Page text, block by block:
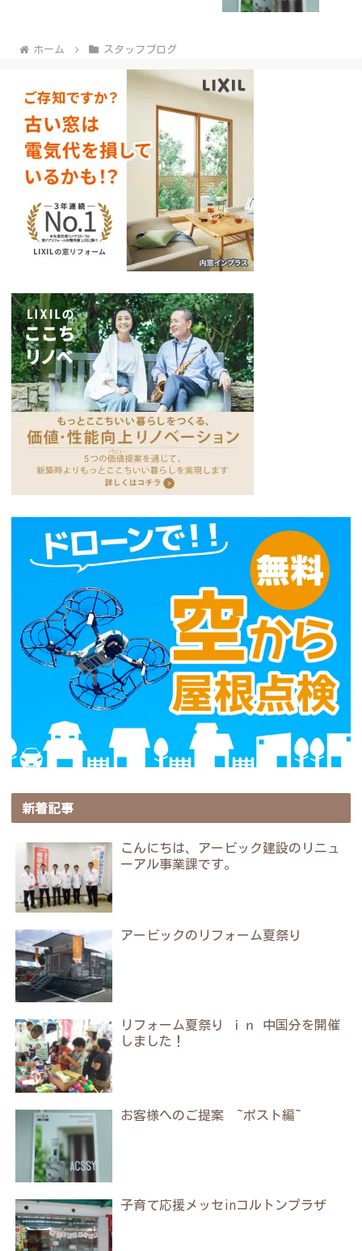
ホーム スタッフブログ
新着記事
こんにちは、アービック建設のリニュ
ーアル事業課です。
アービックのリフォーム夏祭り
リフォーム夏祭り ｉｎ 中国分を開催
しました！
お客様へのご提案 ~ポスト編~
子育て応援メッセinコルトンプラザ